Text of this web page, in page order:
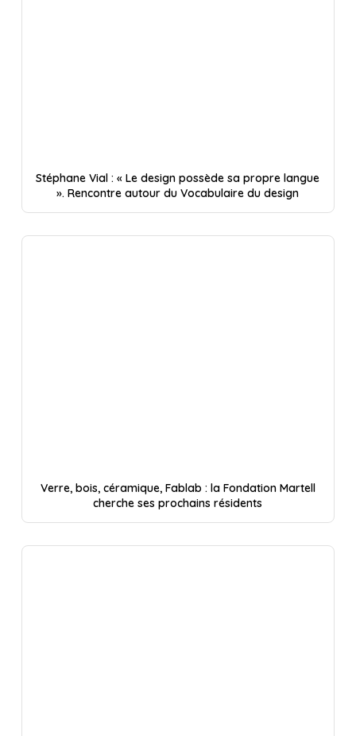
Stéphane Vial : « Le design possède sa propre langue
». Rencontre autour du Vocabulaire du design
Verre, bois, céramique, Fablab : la Fondation Martell
cherche ses prochains résidents